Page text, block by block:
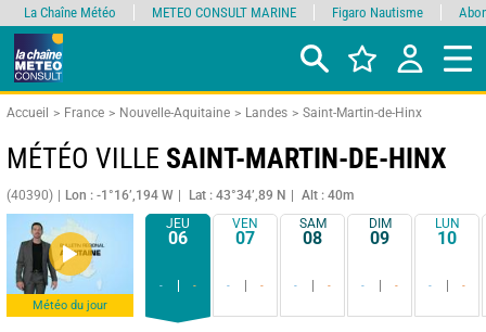
Accueil France Nouvelle-Aquitaine Landes Saint-Martin-de-Hinx
MÉTÉO VILLE SAINT-MARTIN-DE-HINX
(40390) Lon : -1°16’,194 W Lat : 43°34’,89 N Alt : 40m
Météo du jour
JEU
06
- -
VEN
07
- -
SAM
08
- -
DIM
09
- -
LUN
10
- -
La Chaîne Météo METEO CONSULT MARINE Figaro Nautisme